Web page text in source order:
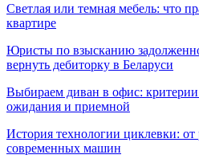
Светлая или темная мебель: что
квартире
Юристы по взысканию
вернуть дебиторку в Беларуси
Выбираем диван в офис:
ожидания и приемной
История технологии циклевки:
современных машин